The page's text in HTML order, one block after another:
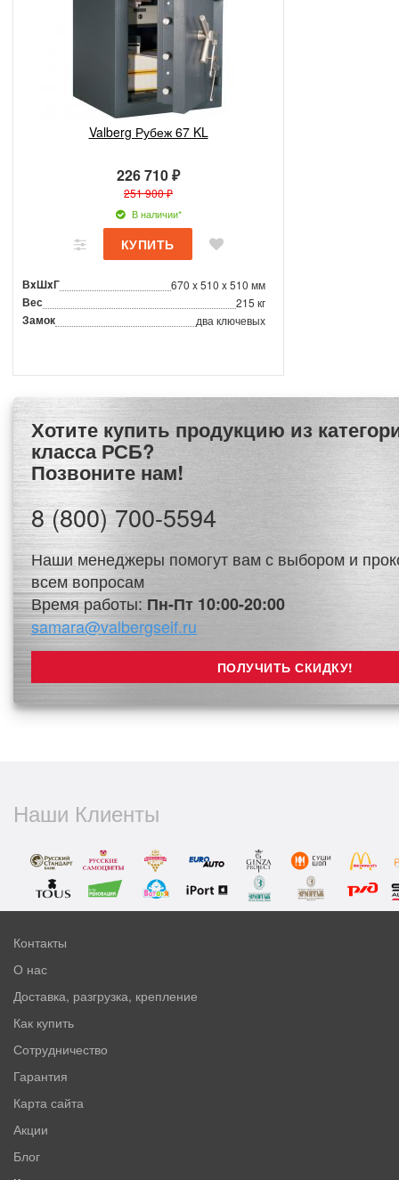
Valberg Рубеж 67 KL
226 710 ₽
251 900 ₽
В наличии*
ВxШxГ 670 x 510 x 510 мм
Вес 215 кг
Замок два ключевых
Хотите купить продукцию из категории Сейфы 3
класса РСБ?
Позвоните нам!
8 (800) 700-5594
Наши менеджеры помогут вам с выбором и
всем вопросам
Время работы: Пн-Пт 10:00-20:00
samara@valbergseif.ru
Наши Клиенты
Контакты
О нас
Доставка, разгрузка, крепление
Как купить
Сотрудничество
Гарантия
Карта сайта
Акции
Блог